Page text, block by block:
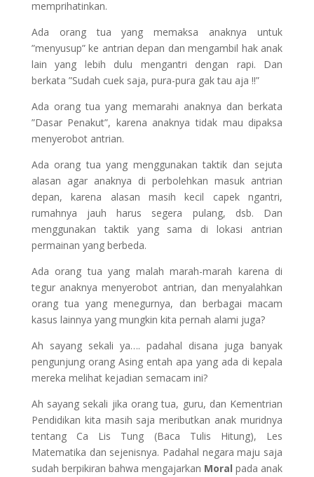
memprihatinkan.
Ada orang tua yang memaksa anaknya untuk
”menyusup” ke antrian depan dan mengambil hak anak
lain yang lebih dulu mengantri dengan rapi. Dan
berkata ”Sudah cuek saja, pura-pura gak tau aja !!”
Ada orang tua yang memarahi anaknya dan berkata
”Dasar Penakut”, karena anaknya tidak mau dipaksa
menyerobot antrian.
Ada orang tua yang menggunakan taktik dan sejuta
alasan agar anaknya di perbolehkan masuk antrian
depan, karena alasan masih kecil capek ngantri,
rumahnya jauh harus segera pulang, dsb. Dan
menggunakan taktik yang sama di lokasi antrian
permainan yang berbeda.
Ada orang tua yang malah marah-marah karena di
tegur anaknya menyerobot antrian, dan menyalahkan
orang tua yang menegurnya, dan berbagai macam
kasus lainnya yang mungkin kita pernah alami juga?
Ah sayang sekali ya…. padahal disana juga banyak
pengunjung orang Asing entah apa yang ada di kepala
mereka melihat kejadian semacam ini?
Ah sayang sekali jika orang tua, guru, dan Kementrian
Pendidikan kita masih saja meributkan anak muridnya
tentang Ca Lis Tung (Baca Tulis Hitung), Les
Matematika dan sejenisnya. Padahal negara maju saja
sudah berpikiran bahwa mengajarkan Moral pada anak